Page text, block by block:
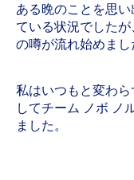
ある晩のことを思
ている状況でした
の噂が流れ始めまし
私はいつもと変わ
してチーム ノボ ノ
ました。